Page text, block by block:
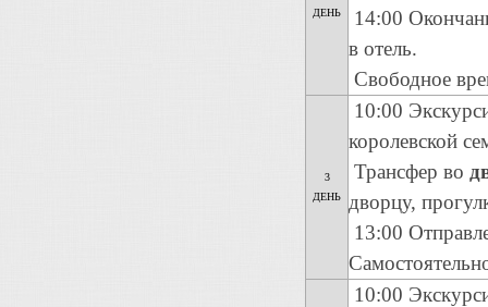
ДЕНЬ
14:00
в отель.
Свободное
3
ДЕНЬ
10:00
королевской
Трансфер во
дворцу,
13:00
10:00